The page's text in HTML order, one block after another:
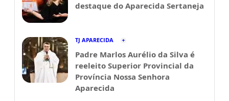
destaque do Aparecida Sertaneja
TJ APARECIDA
Padre Marlos Aurélio da Silva é
reeleito Superior Provincial da
Província Nossa Senhora
Aparecida